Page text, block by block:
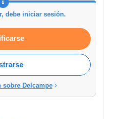
debe iniciar sesión.
sobre Delcampe